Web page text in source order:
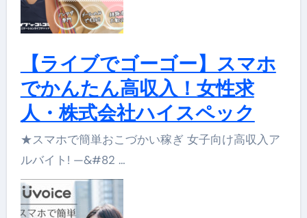
【ライブでゴーゴー】スマホ
でかんたん高収入！女性求
人・株式会社ハイスペック
★スマホで簡単おこづかい稼ぎ 女子向け高収入ア
ルバイト! —&#82 …